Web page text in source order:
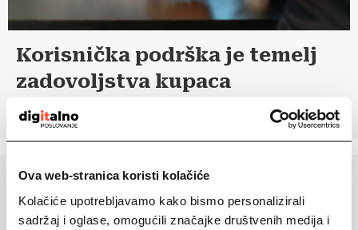
Ova web-stranica koristi kolačiće
Kolačiće upotrebljavamo kako bismo personalizirali
sadržaj i oglase, omogućili značajke društvenih medija i
Korisnička podrška je temelj
zadovoljstva kupaca
17 ožujka, 2024